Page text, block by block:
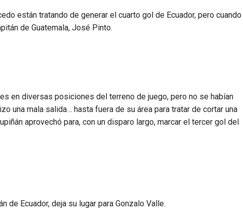
están tratando de generar el cuarto gol de Ecuador, pero cuando
de Guatemala, José Pinto.
en diversas posiciones del terreno de juego, pero no se habían
una mala salida… hasta fuera de su área para tratar de cortar una
aprovechó para, con un disparo largo, marcar el tercer gol del
de Ecuador, deja su lugar para Gonzalo Valle.